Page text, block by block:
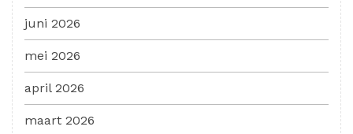
juni 2026
mei 2026
april 2026
maart 2026